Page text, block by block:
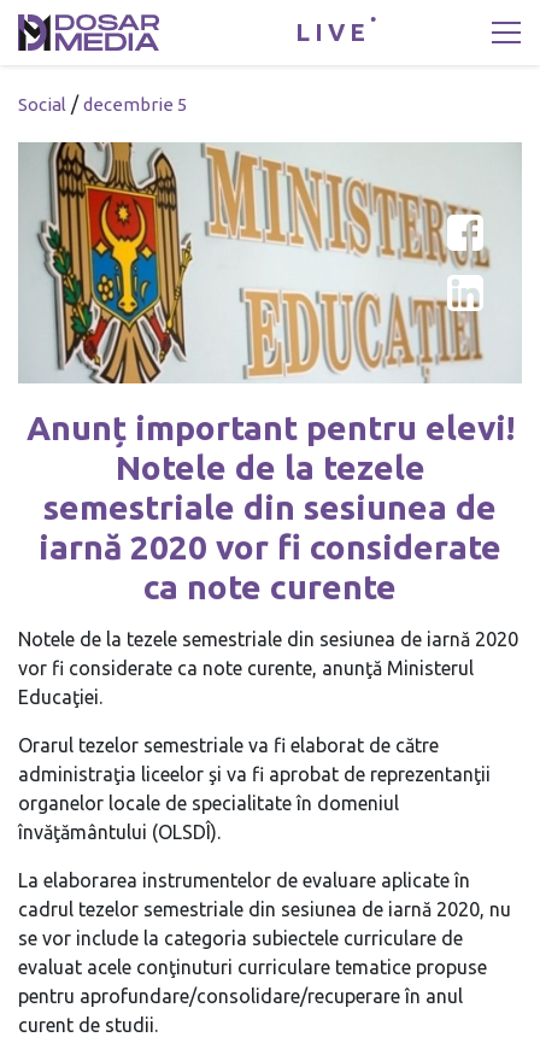
LIVE
Social /decembrie 5
Anunț important pentru elevi!
Notele de la tezele
semestriale din sesiunea de
iarnă 2020 vor fi considerate
ca note curente
Notele de la tezele semestriale din sesiunea de iarnă 2020
vor fi considerate ca note curente, anunţă Ministerul
Educaţiei.
Orarul tezelor semestriale va fi elaborat de către
administraţia liceelor şi va fi aprobat de reprezentanţii
organelor locale de specialitate în domeniul
învăţământului (OLSDÎ).
La elaborarea instrumentelor de evaluare aplicate în
cadrul tezelor semestriale din sesiunea de iarnă 2020, nu
se vor include la categoria subiectele curriculare de
evaluat acele conţinuturi curriculare tematice propuse
pentru aprofundare/consolidare/recuperare în anul
curent de studii.